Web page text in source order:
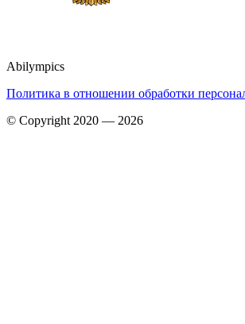
Abilympics
Политика в отношении обработки
© Copyright 2020 — 2026